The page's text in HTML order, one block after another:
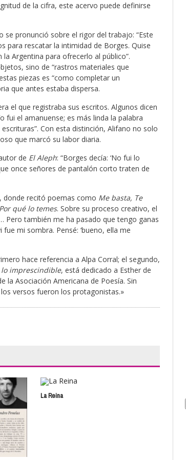
de la cifra, este acervo puede definirse
se pronunció sobre el rigor del trabajo: “Este
para rescatar la intimidad de Borges. Quise
Argentina para ofrecerlo al público”.
sino de “rastros materiales que
piezas es “como completar un
que antes estaba dispersa.
el que registraba sus escritos. Algunos dicen
el amanuense; es más linda la palabra
Con esta distinción, Alifano no solo
que marcó su labor diaria.
de El Aleph: “Borges decía: ‘No fui lo
once señores de pantalón corto traten de
, donde recitó poemas como Me basta, Te
Por qué lo temes. Sobre su proceso creativo, el
Pero también me ha pasado que tengo ganas
mi sombra. Pensé: ‘bueno, ella me
hace referencia a Alpa Corral; el segundo,
imprescindible, está dedicado a Esther de
la Asociación Americana de Poesía. Sin
versos fueron los protagonistas.»
La Reina